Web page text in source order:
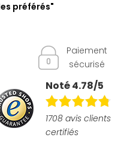
préférés"
Paiement
sécurisé
Noté 4.78/5
1708 avis clients
certifiés